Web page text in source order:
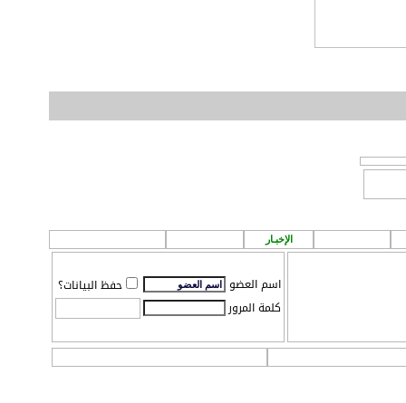
الإخبـار
اسم العضو
حفظ البيانات؟
كلمة المرور